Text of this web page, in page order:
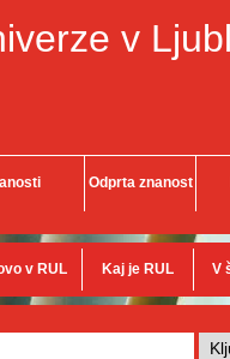
v
Odprta znanost
v RUL Kaj je RUL V